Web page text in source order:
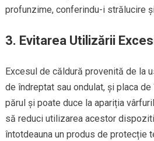
profunzime, conferindu-i strălucire
3. Evitarea Utilizării
Excesul de căldură provenită de la
de îndreptat sau ondulat, și placa
părul și poate duce la apariția
să reduci utilizarea acestor
întotdeauna un produs de protecție